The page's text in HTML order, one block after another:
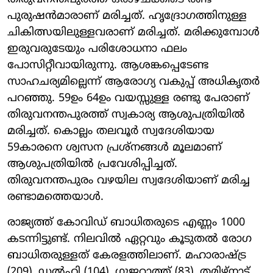
പുരുഷൻമാരാണ് മരിച്ചത്. ഹൃദ്രോഗത്തിനുള്ള
ചികിത്സയിലുള്ളവരാണ് മരിച്ചത്. മരിക്കുമ്പോൾ
ഇരുവരുടേയും പരിശോധനാ ഫലം
പോസിറ്റീവായിരുന്നു. ആശങ്കപ്പെടേണ്ട
സാഹചര്യമില്ലെന്ന് ആരോഗ്യ വകുപ്പ് അധികൃതർ
പറഞ്ഞു. 59ഉം 64ഉം വയസ്സുള്ള രണ്ടു പേരാണ്
തിരുവനന്തപുരത്ത് സ്വകാര്യ ആശുപത്രിയിൽ
മരിച്ചത്. കൊല്ലം തലവൂർ സ്വദേശിയായ
59കാരനെ ശ്വസന പ്രശ്നങ്ങൾ മൂലമാണ്
ആശുപത്രിയിൽ പ്രവേശിപ്പിച്ചത്.
തിരുവനന്തപുരം വഴയില സ്വദേശിയാണ് മരിച്ച
രണ്ടാമത്തെയാൾ.
രാജ്യത്ത് കോവിഡ് ബാധിതരുടെ എണ്ണം 1000
കടന്നിട്ടുണ്ട്. നിലവിൽ ഏറ്റവും കൂടുതൽ രോ​ഗ
ബാധിതരുള്ളത് കേരളത്തിലാണ്. മഹാരാഷ്ട്ര